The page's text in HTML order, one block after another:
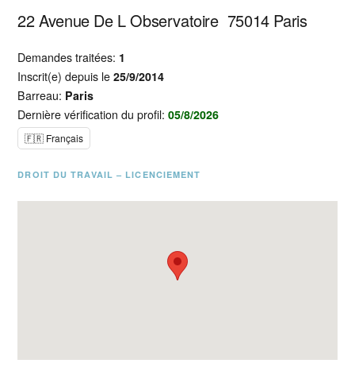
22 Avenue De L Observatoire 75014 Paris
Demandes traitées: 1
Inscrit(e) depuis le25/9/2014
Barreau: Paris
Dernière vérification du profil:05/8/2026
🇫🇷 Français
DROIT DU TRAVAIL – LICENCIEMENT